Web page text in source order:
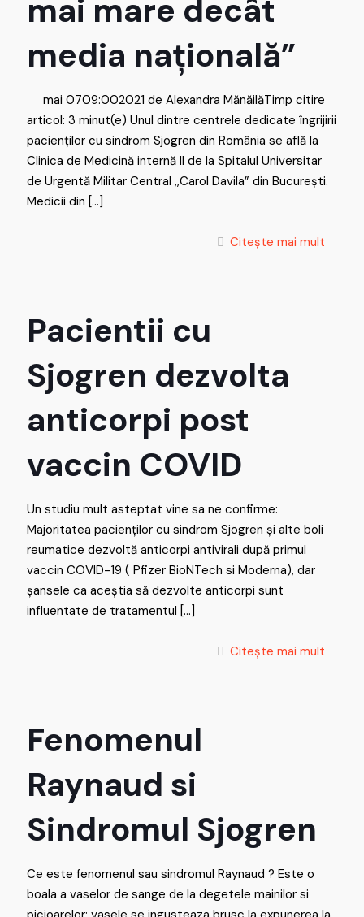
mai mare decât
media națională”
mai 0709:002021 de Alexandra MănăilăTimp citire
articol: 3 minut(e) Unul dintre centrele dedicate îngrijirii
pacienților cu sindrom Sjogren din România se află la
Clinica de Medicină internă II de la Spitalul Universitar
de Urgentă Militar Central ,,Carol Davila” din București.
Medicii din […]
Citește mai mult
Pacientii cu
Sjogren dezvolta
anticorpi post
vaccin COVID
Un studiu mult asteptat vine sa ne confirme:
Majoritatea pacienților cu sindrom Sjögren și alte boli
reumatice dezvoltă anticorpi antivirali după primul
vaccin COVID-19 ( Pfizer BioNTech si Moderna), dar
șansele ca aceștia să dezvolte anticorpi sunt
influentate de tratamentul […]
Citește mai mult
Fenomenul
Raynaud si
Sindromul Sjogren
Ce este fenomenul sau sindromul Raynaud ? Este o
boala a vaselor de sange de la degetele mainilor si